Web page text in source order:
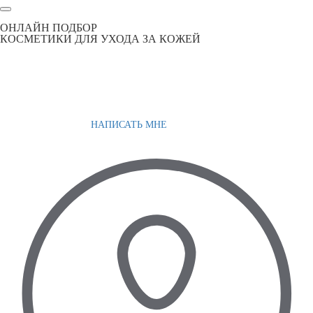
ОНЛАЙН ПОДБОР
КОСМЕТИКИ ДЛЯ УХОДА ЗА КОЖЕЙ
НАПИСАТЬ МНЕ